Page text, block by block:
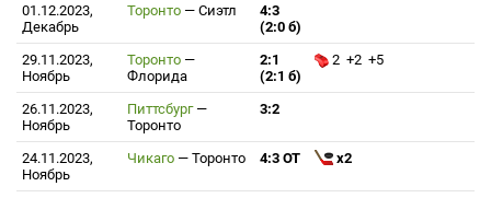
01.12.2023,
Декабрь
Торонто — Сиэтл
4:3
(2:0 б)
29.11.2023,
Ноябрь
Торонто —
Флорида
2:1
(2:1 б)
2 +2 +5
26.11.2023,
Ноябрь
Питтсбург —
Торонто
3:2
24.11.2023,
Ноябрь
Чикаго — Торонто 4:3 ОТ x2